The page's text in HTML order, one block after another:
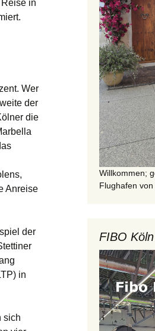
in
Wer
der
die
Anreise
der
in
sich
Willkommen;
Flughafen von
FIBO
Video-
Player